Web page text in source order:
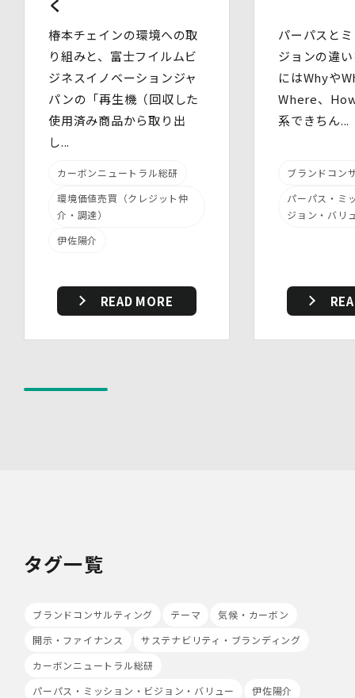
理します。
当社は、個人情報を適切に取り扱うため、以下の安全管理
措置を実施します。
・ 個人データの取扱いに関する責任者を定め、報告連絡
体制や取扱方法を管理しています。
・ 個人情報の取扱状況について定期的な点検及び監査を
実施しています。
(2)人的安全管理措置
員に定期的な研修を実施しています。
・ 個人データについての秘密保持に関する事項を就業規
則に規定しています。
・個人データを取扱う区域において、従業員の入退室管理
す。
・個人データを取り扱う機器、電子媒体及び書類等の盗難
ス回数、ご利用ブラウザ及びOSその他利用端末等の情報
の収集を行うことがあります。また、広告の効果測定のた
イト等)を取得し、ご提供いただいた個人情報と照合する
場合があります。
は、当社サービス等のご利用ができない場合があります。
このほか当社では、広告・マーケティング活動のため、第
く
椿本チェインの環境への取
り組みと、富士フイルムビ
ジネスイノベーションジャ
パンの「再生機（回収した
使用済み商品から取り出
し...
カーボンニュートラル総研
環境価値売買（クレジット仲
介・調達）
伊佐陽介
READ MORE
パーパスと
ジョンの違
にはWhyや
Where、
系できちん...
ブランドコン
パーパス・ミ
ジョン・バリ
タグ一覧
ブランドコンサルティング テーマ
気候・カーボン
開示・ファイナンス
サステナビリティ・ブランディング
カーボンニュートラル総研
パーパス・ミッション・ビジョン・バリュー
伊佐陽介